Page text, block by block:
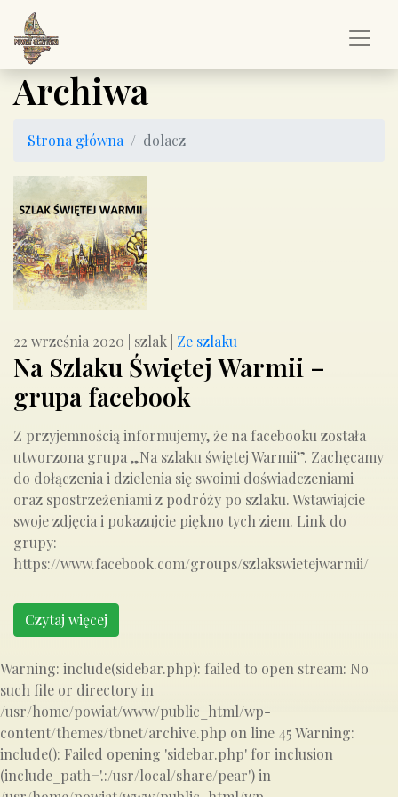
Archiwa
Strona główna dolacz
22 września 2020 szlak Ze szlaku
Na Szlaku Świętej Warmii –
grupa facebook
Z przyjemnością informujemy, że na facebooku została
utworzona grupa „Na szlaku świętej Warmii”. Zachęcamy
do dołączenia i dzielenia się swoimi doświadczeniami
oraz spostrzeżeniami z podróży po szlaku. Wstawiajcie
swoje zdjęcia i pokazujcie piękno tych ziem. Link do
grupy:
https://www.facebook.com/groups/szlakswietejwarmii/
Czytaj więcej
Warning: include(sidebar.php): failed to open stream: No
such file or directory in
/usr/home/powiat/www/public_html/wp-
content/themes/tbnet/archive.php on line 45 Warning:
include(): Failed opening 'sidebar.php' for inclusion
(include_path='.:/usr/local/share/pear') in